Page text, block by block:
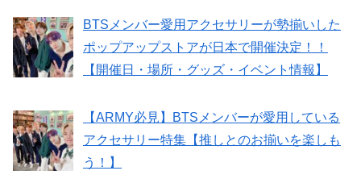
BTSメンバー愛用アクセサリーが勢揃いした
ポップアップストアが日本で開催決定！！
【開催日・場所・グッズ・イベント情報】
【ARMY必見】BTSメンバーが愛用している
アクセサリー特集【推しとのお揃いを楽しも
う！】